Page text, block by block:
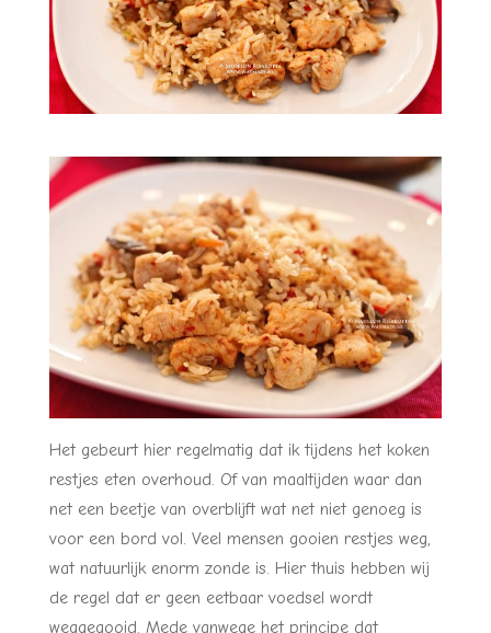
Het gebeurt hier regelmatig dat ik tijdens het koken
restjes eten overhoud. Of van maaltijden waar dan
net een beetje van overblijft wat net niet genoeg is
voor een bord vol. Veel mensen gooien restjes weg,
wat natuurlijk enorm zonde is. Hier thuis hebben wij
de regel dat er geen eetbaar voedsel wordt
weggegooid. Mede vanwege het principe dat